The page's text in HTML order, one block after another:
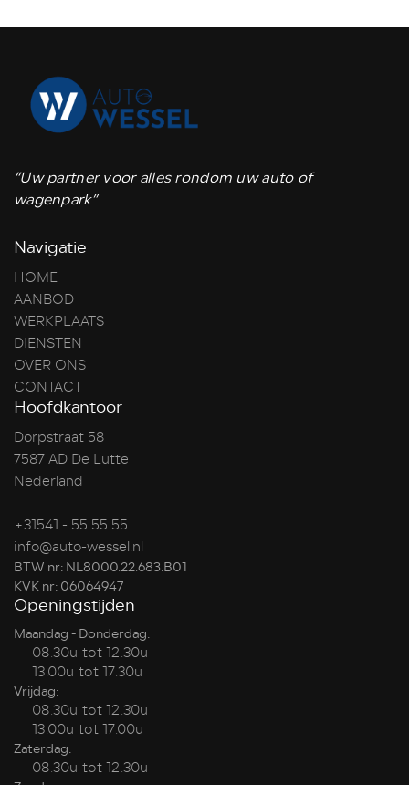
“Uw partner voor alles rondom uw auto of
wagenpark”
Navigatie
HOME
AANBOD
WERKPLAATS
DIENSTEN
OVER ONS
CONTACT
Hoofdkantoor
Dorpstraat 58
7587 AD De Lutte
Nederland
+31541 - 55 55 55
info@auto-wessel.nl
BTW nr: NL8000.22.683.B01
KVK nr: 06064947
Openingstijden
Maandag - Donderdag:
08.30u tot 12.30u
13.00u tot 17.30u
Vrijdag:
08.30u tot 12.30u
13.00u tot 17.00u
Zaterdag:
08.30u tot 12.30u